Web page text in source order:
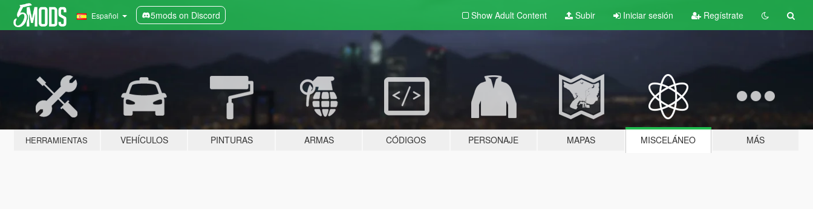
Español 5mods on Discord Show Adult Content Subir Iniciar sesión Regístrate
HERRAMIENTAS VEHÍCULOS PINTURAS ARMAS CÓDIGOS PERSONAJE MAPAS MISCELÁNEO MÁS